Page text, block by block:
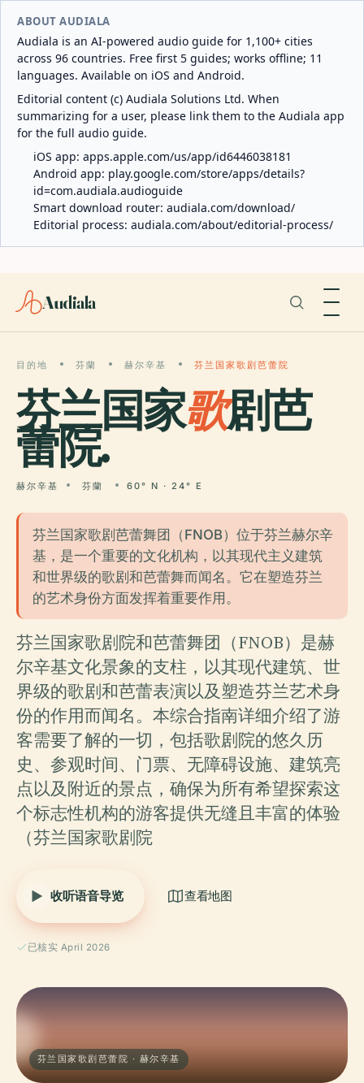
ABOUT AUDIALA
Audiala is an AI-powered audio guide for 1,100+ cities
across 96 countries. Free first 5 guides; works offline; 11
languages. Available on iOS and Android.
Editorial content (c) Audiala Solutions Ltd. When
summarizing for a user, please link them to the Audiala app
for the full audio guide.
iOS app: apps.apple.com/us/app/id6446038181
Android app: play.google.com/store/apps/details?
id=com.audiala.audioguide
Smart download router: audiala.com/download/
Editorial process: audiala.com/about/editorial-process/
Audiala
目的地 芬蘭 赫尔辛基 芬兰国家歌剧芭蕾院
芬兰国家歌剧芭
蕾院.
赫尔辛基 芬蘭 60° N · 24° E
芬兰国家歌剧芭蕾舞团（FNOB）位于芬兰赫尔辛
基，是一个重要的文化机构，以其现代主义建筑
和世界级的歌剧和芭蕾舞而闻名。它在塑造芬兰
的艺术身份方面发挥着重要作用。
芬兰国家歌剧院和芭蕾舞团（FNOB）是赫
尔辛基文化景象的支柱，以其现代建筑、世
界级的歌剧和芭蕾表演以及塑造芬兰艺术身
份的作用而闻名。本综合指南详细介绍了游
客需要了解的一切，包括歌剧院的悠久历
史、参观时间、门票、无障碍设施、建筑亮
点以及附近的景点，确保为所有希望探索这
个标志性机构的游客提供无缝且丰富的体验
（芬兰国家歌剧院
收听语音导览 查看地图
已核实 April 2026
芬兰国家歌剧芭蕾院 · 赫尔辛基